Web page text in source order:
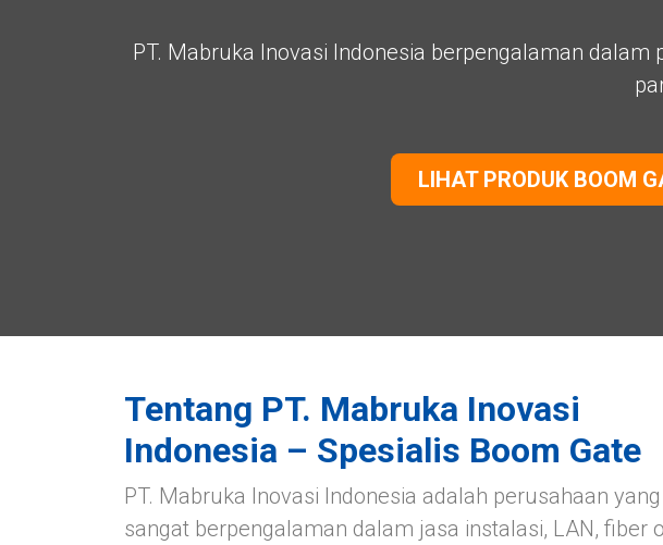
PT. Mabruka Inovasi Indonesia berpengalaman
LIHAT PRODUK BOOM
Tentang PT. Mabruka Inovasi
Indonesia – Spesialis Boom Gate
PT. Mabruka Inovasi Indonesia adalah perusahaan yang
sangat berpengalaman dalam jasa instalasi, LAN, fiber